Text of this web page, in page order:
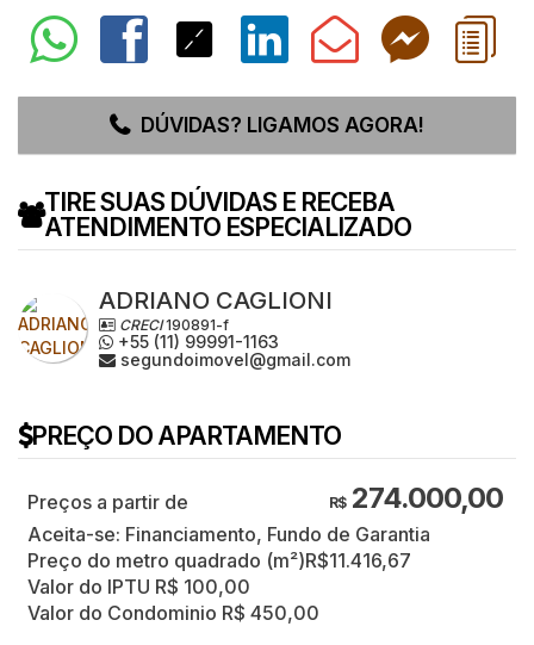
DÚVIDAS? LIGAMOS AGORA!
TIRE SUAS DÚVIDAS E RECEBA
ATENDIMENTO ESPECIALIZADO
ADRIANO CAGLIONI
CRECI190891-f
+55 (11) 99991-1163
segundoimovel@gmail.com
PREÇO DO APARTAMENTO
R$274.000,00
Aceita-se: Financiamento, Fundo de Garantia
Preço do metro quadrado (m²)R$11.416,67
Valor do IPTU R$ 100,00
Valor do Condominio R$ 450,00